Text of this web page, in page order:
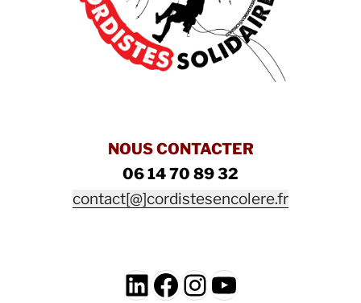
NOUS CONTACTER
06 14 70 89 32
contact[@]cordistesencolere.fr
LinkedIn
Facebook
Instagram
YouTube